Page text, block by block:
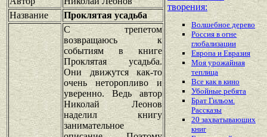
Название
Проклятая усадьба
С трепетом
возвращаюсь к
событиям в книге
Проклятая усадьба.
Они движутся как-то
очень неторопливо и
уверенно. Ведь автор
Николай Леонов
наделил книгу
занимательное
творения:
Волшебное дерево
Россия в огне
глобализации
Европа и Евразия
Моя урожайная
теплица
Все как в кино
Убойные ребята
Брат Гильом.
Рассказы
20 захватывающих
книг